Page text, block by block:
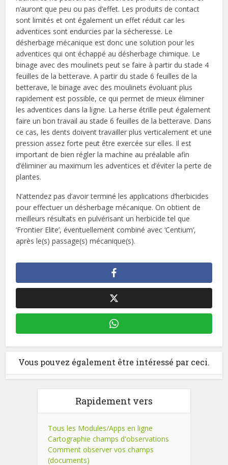
n’auront que peu ou pas d’effet. Les produits de contact
sont limités et ont également un effet réduit car les
adventices sont endurcies par la sécheresse. Le
désherbage mécanique est donc une solution pour les
adventices qui ont échappé au désherbage chimique. Le
binage avec des moulinets peut se faire à partir du stade 4
feuilles de la betterave. A partir du stade 6 feuilles de la
betterave, le binage avec des moulinets évoluant plus
rapidement est possible, ce qui permet de mieux éliminer
les adventices dans la ligne. La herse étrille peut également
faire un bon travail au stade 6 feuilles de la betterave. Dans
ce cas, les dents doivent travailler plus verticalement et une
pression assez forte peut être exercée sur elles. Il est
important de bien régler la machine au préalable afin
d’éliminer au maximum les adventices et d’éviter la perte de
plantes.
N’attendez pas d’avoir terminé les applications d’herbicides
pour effectuer un désherbage mécanique. On obtient de
meilleurs résultats en pulvérisant un herbicide tel que
‘Frontier Elite’, éventuellement combiné avec ‘Centium’,
après le(s) passage(s) mécanique(s).
Vous pouvez également être intéressé par ceci.
Rapidement vers
Tous les Modules/Apps en ligne
Cartographie champs d'observations
Comment observer vos champs
(documents)